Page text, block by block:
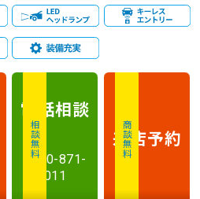
相談無料
電話相談
0120-871-
011
商談無料
来店予約